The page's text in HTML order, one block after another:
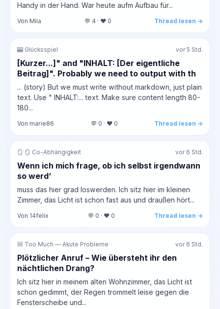
Handy in der Hand. War heute aufm Aufbau für...
Von Mila 💬 4 · ❤️ 0 Thread lesen →
🎰 Glücksspiel vor 5 Std.
[Kurzer...]" and "INHALT: [Der eigentliche
Beitrag]". Probably we need to output with th
... (story) But we must write without markdown, just plain
text. Use " INHALT:... text. Make sure content length 80-
180...
Von marie86 💬 0 · ❤️ 0 Thread lesen →
🪞 🪞 Co-Abhängigkeit vor 6 Std.
Wenn ich mich frage, ob ich selbst irgendwann
so werd‘
muss das hier grad loswerden. Ich sitz hier im kleinen
Zimmer, das Licht ist schon fast aus und draußen hört...
Von 14felix 💬 0 · ❤️ 0 Thread lesen →
🆘 Too Much — Akute Probleme vor 6 Std.
Plötzlicher Anruf – Wie übersteht ihr den
nächtlichen Drang?
Ich sitz hier in meinem alten Wohnzimmer, das Licht ist
schon gedimmt, der Regen trommelt leise gegen die
Fensterscheibe und...